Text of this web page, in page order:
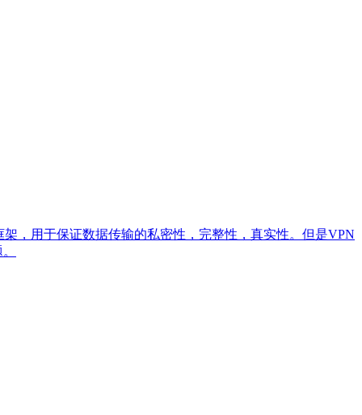
，用于保证数据传输的私密性，完整性，真实性。但是VPN